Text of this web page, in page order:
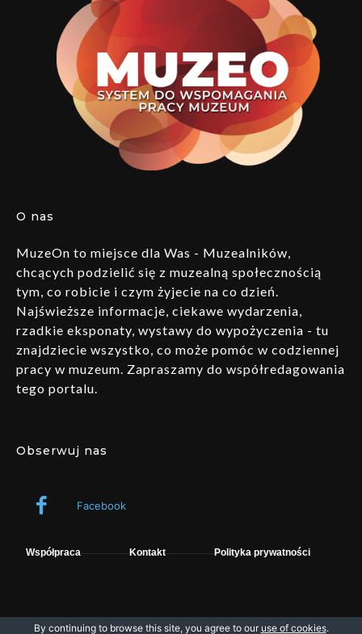
O nas
MuzeOn to miejsce dla Was - Muzealników,
chcących podzielić się z muzealną społecznością
tym, co robicie i czym żyjecie na co dzień.
Najświeższe informacje, ciekawe wydarzenia,
rzadkie eksponaty, wystawy do wypożyczenia - tu
znajdziecie wszystko, co może pomóc w codziennej
pracy w muzeum. Zapraszamy do współredagowania
tego portalu.
Obserwuj nas
Facebook
Współpraca Kontakt Polityka prywatności
By continuing to browse this site, you agree to our use of cookies.